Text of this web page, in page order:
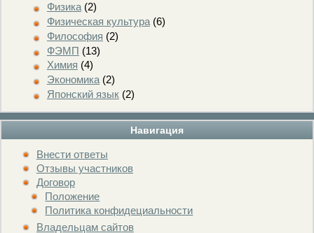
Физика(2)
Физическая культура(6)
Философия (2)
ФЭМП (13)
Химия (4)
Экономика(2)
Японский язык(2)
Навигация
Внести ответы
Отзывы участников
Договор
Положение
Политика конфидециальности
Владельцам сайтов